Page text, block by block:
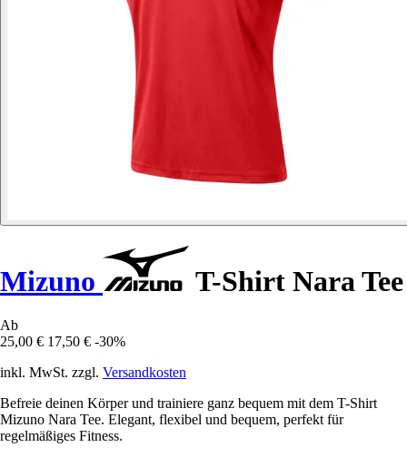
Mizuno T-Shirt Nara Tee
Ab
25,00 € 17,50 € -30%
inkl. MwSt. zzgl. Versandkosten
Befreie deinen Körper und trainiere ganz bequem mit dem T-Shirt
Mizuno Nara Tee. Elegant, flexibel und bequem, perfekt für
regelmäßiges Fitness.